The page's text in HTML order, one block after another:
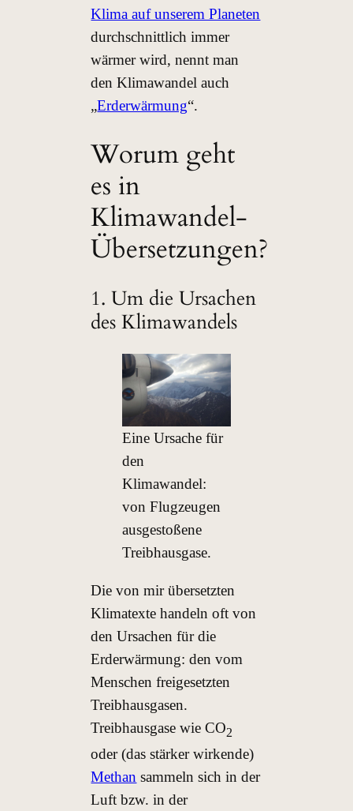
Klima auf unserem Planeten
durchschnittlich immer
wärmer wird, nennt man
den Klimawandel auch
„Erderwärmung“.
Worum geht
es in
Klimawandel-
Übersetzungen?
1. Um die Ursachen
des Klimawandels
Eine Ursache für
den
Klimawandel:
von Flugzeugen
ausgestoßene
Treibhausgase.
Die von mir übersetzten
Klimatexte handeln oft von
den Ursachen für die
Erderwärmung: den vom
Menschen freigesetzten
Treibhausgasen.
Treibhausgase wie CO2
oder (das stärker wirkende)
Methan sammeln sich in der
Luft bzw. in der